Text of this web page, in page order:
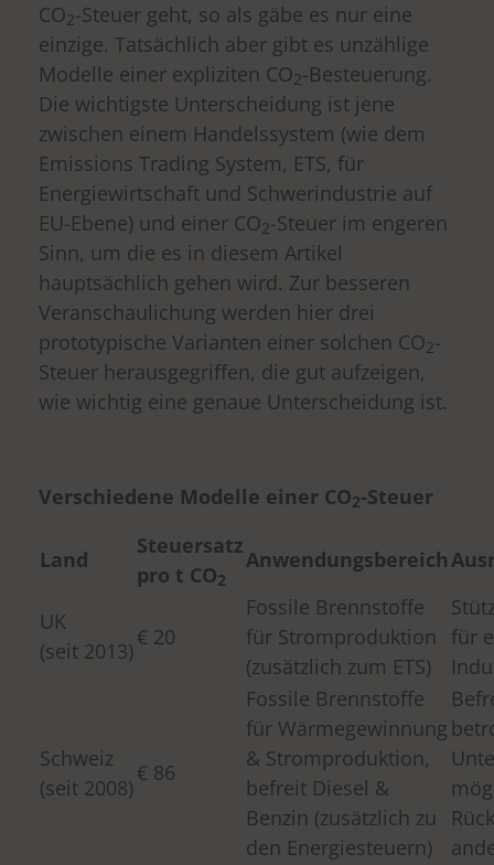
CO2-Steuer geht, so als gäbe es nur eine
einzige. Tatsächlich aber gibt es unzählige
Modelle einer expliziten CO2-Besteuerung.
Die wichtigste Unterscheidung ist jene
zwischen einem Handelssystem (wie dem
Emissions Trading System, ETS, für
Energiewirtschaft und Schwerindustrie auf
EU-Ebene) und einer CO2-Steuer im engeren
Sinn, um die es in diesem Artikel
hauptsächlich gehen wird. Zur besseren
Veranschaulichung werden hier drei
prototypische Varianten einer solchen CO2-
Steuer herausgegriffen, die gut aufzeigen,
wie wichtig eine genaue Unterscheidung ist.
Verschiedene Modelle einer CO2-Steuer
Land
Steuersatz
pro t CO2
Anwendungsbereich
UK
(seit 2013)
€ 20
Fossile Brennstoffe
für Stromproduktion
(zusätzlich zum ETS)
für
Schweiz
(seit 2008)
€ 86
Fossile Brennstoffe
für Wärmegewinnung
& Stromproduktion,
befreit Diesel &
Benzin (zusätzlich zu
den Energiesteuern)